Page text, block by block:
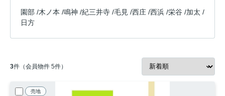
園部 /木ノ本 /鳴神 /紀三井寺 /毛見 /西庄 /西浜 /栄谷 /加太 /
日方
3件（会員物件 5件）
売地